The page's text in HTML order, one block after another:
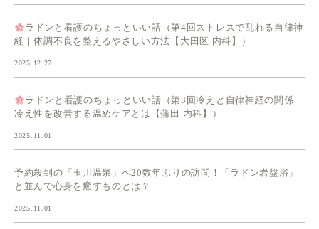
ラドンと看護のちょっといい話（第4回ストレスで乱れる自律神
経｜体調不良を整えるやさしい方法【大田区 内科】）
2025.12.27
ラドンと看護のちょっといい話（第3回冷えと自律神経の関係｜
冷え性を改善する温めケアとは【蒲田 内科】）
2025.11.01
予約殺到の「玉川温泉」へ20数年ぶりの訪問！「ラドン岩盤浴」
と並んで心身を癒すものとは？
2025.11.01